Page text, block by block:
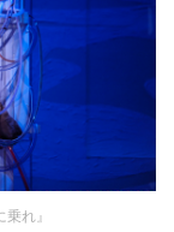
れ』